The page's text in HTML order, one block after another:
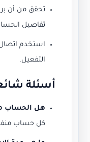
تحقق من أن
تفاصيل
استخدم اتصال
التفعيل.
أسئلة
هل الحساب
كل حساب